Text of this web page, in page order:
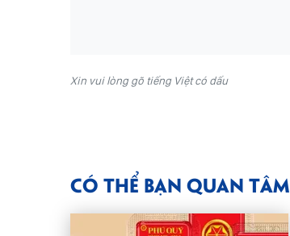
Xin vui lòng gõ tiếng Việt có dấu
CÓ THỂ BẠN QUAN TÂM